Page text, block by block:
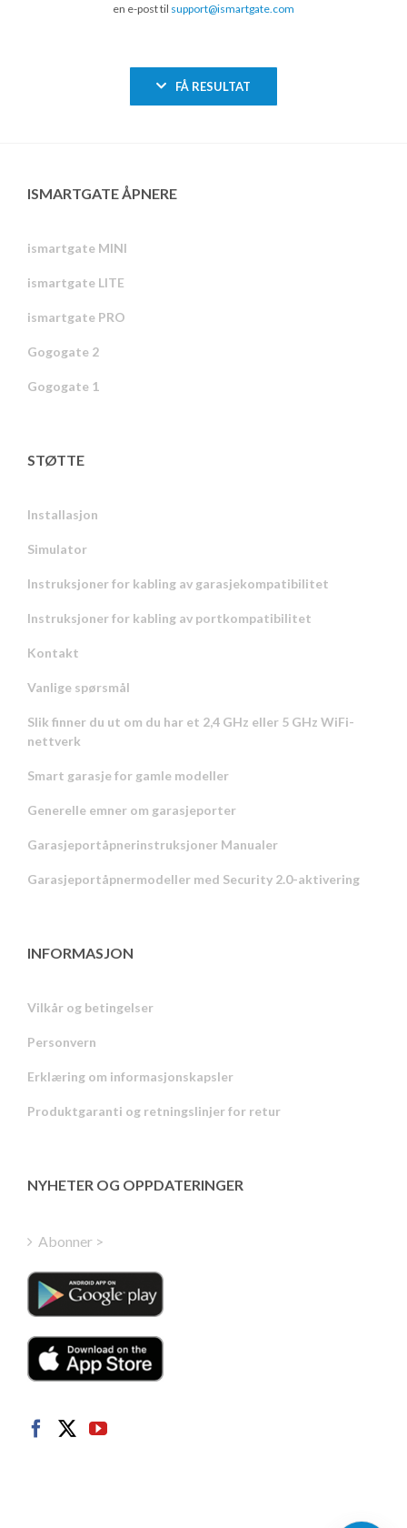
en e-post til support@ismartgate.com
FÅ RESULTAT
ISMARTGATE ÅPNERE
ismartgate MINI
ismartgate LITE
ismartgate PRO
Gogogate 2
Gogogate 1
STØTTE
Installasjon
Simulator
Instruksjoner for kabling av garasjekompatibilitet
Instruksjoner for kabling av portkompatibilitet
Kontakt
Vanlige spørsmål
Slik finner du ut om du har et 2,4 GHz eller 5 GHz WiFi-
nettverk
Smart garasje for gamle modeller
Generelle emner om garasjeporter
Garasjeportåpnerinstruksjoner Manualer
Garasjeportåpnermodeller med Security 2.0-aktivering
INFORMASJON
Vilkår og betingelser
Personvern
Erklæring om informasjonskapsler
Produktgaranti og retningslinjer for retur
NYHETER OG OPPDATERINGER
Abonner >